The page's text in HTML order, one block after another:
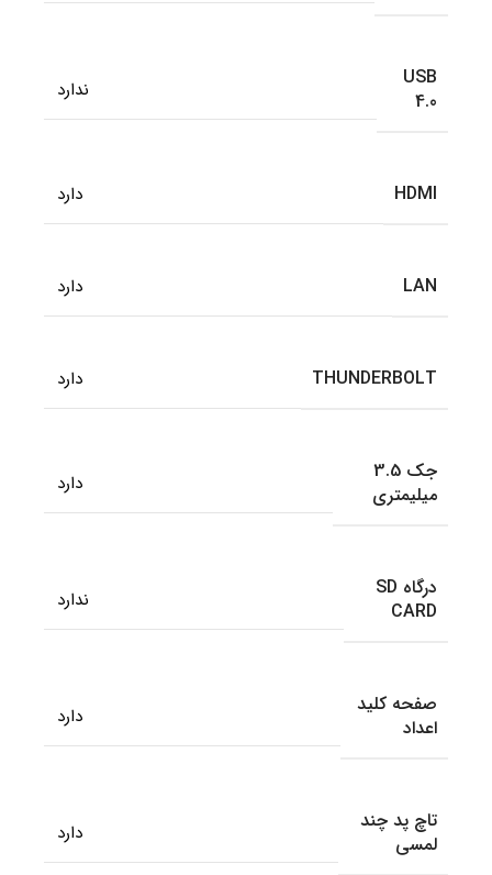
USB
4.0
ندارد
HDMI دارد
LAN دارد
THUNDERBOLT دارد
جک 3.5
میلیمتری
دارد
درگاه SD
CARD
ندارد
صفحه کلید
اعداد
دارد
تاچ پد چند
لمسی
دارد